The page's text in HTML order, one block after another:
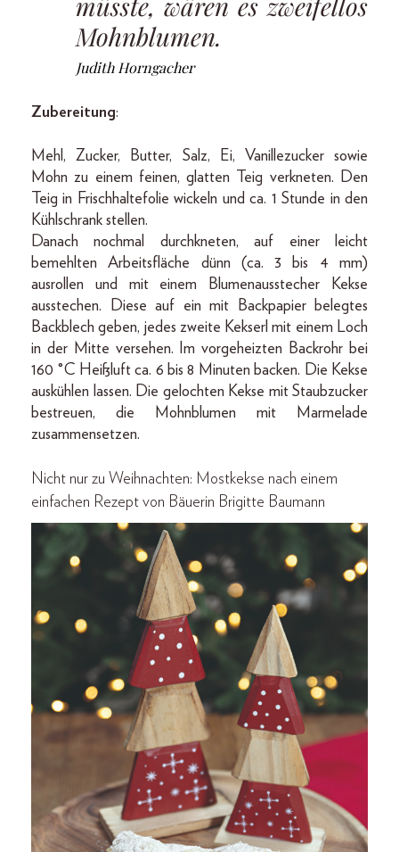
Mohnblumen.
Judith Horngacher
Zubereitung:
Mehl, Zucker, Butter, Salz, Ei, Vanillezucker sowie
Mohn zu einem feinen, glatten Teig verkneten. Den
Teig in Frisch­haltefolie wickeln und ca. 1 Stunde in den
Kühlschrank stel­len.
Danach nochmal durchkneten, auf einer leicht
bemehlten Arbeitsfläche dünn (ca. 3 bis 4 mm)
ausrollen und mit ei­nem Blumenausstecher Kekse
ausstechen. Diese auf ein mit Backpapier belegtes
Backblech geben, je­des zweite Kekserl mit einem Loch
in der Mitte versehen. Im vorgeheizten Backrohr bei
160 °C Heißluft ca. 6 bis 8 Minu­ten backen. Die Kekse
auskühlen lassen. Die gelochten Kekse mit Staubzucker
bestreuen, die Mohnblumen mit Marmelade
zusammensetzen.
Nicht nur zu Weihnachten: Mostkekse nach einem
einfachen Rezept von Bäuerin Brigitte Baumann